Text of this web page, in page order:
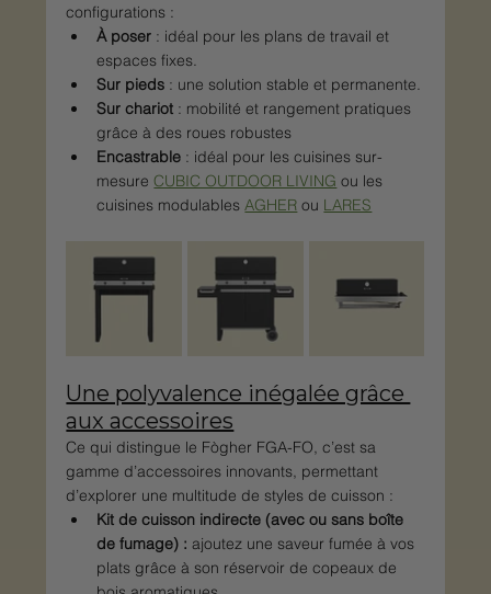
configurations :
À poser : idéal pour les plans de travail et
espaces fixes.
Sur pieds : une solution stable et permanente.
Sur chariot : mobilité et rangement pratiques
grâce à des roues robustes​
Encastrable : idéal pour les cuisines sur-
mesure CUBIC OUTDOOR LIVING ou les
cuisines modulables AGHER ou LARES
Une polyvalence inégalée grâce
aux accessoires
Ce qui distingue le Fògher FGA-FO, c’est sa
gamme d’accessoires innovants, permettant
d’explorer une multitude de styles de cuisson :
Kit de cuisson indirecte (avec ou sans boîte
de fumage) : ajoutez une saveur fumée à vos
plats grâce à son réservoir de copeaux de